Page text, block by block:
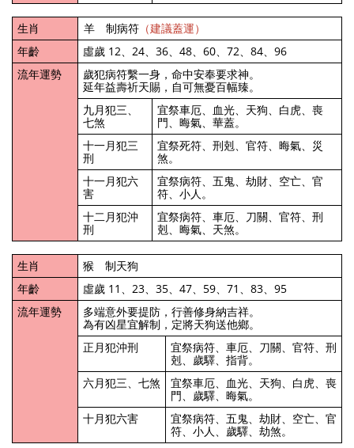
生肖 羊 制病符 （建議蓋運）
年齡
虛歲 12、24、36、48、60、72、84、96
流年運勢
歲犯病符繫一身，命中安奉要求神。
延年益壽祈天賜，自可無憂百幅臻。
九月犯三、
七煞
宜祭車厄、血光、天狗、白虎、喪
門、晦氣、華蓋。
十一月犯三
刑
宜祭死符、刑剋、官符、晦氣、災
煞。
十一月犯六
害
宜祭病符、五鬼、劫財、空亡、官
符、小人。
十二月犯沖
刑
宜祭病符、車厄、刀關、官符、刑
剋、晦氣、天煞。
生肖
猴 制天狗
年齡
虛歲 11、23、35、47、59、71、83、95
流年運勢
多端意外要提防，行善修身納吉祥。
為有凶星宜解制，定將天狗送他鄉。
正月犯沖刑
宜祭病符、車厄、刀關、官符、刑
剋、歲驛、指背。
六月犯三、七煞
宜祭車厄、血光、天狗、白虎、喪
門、歲驛、晦氣。
十月犯六害
宜祭病符、五鬼、劫財、空亡、官
符、小人、歲驛、劫煞。